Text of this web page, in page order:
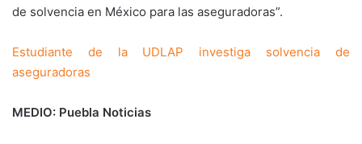
de solvencia en México para las aseguradoras”.
Estudiante de la UDLAP investiga solvencia de
aseguradoras
MEDIO: Puebla Noticias